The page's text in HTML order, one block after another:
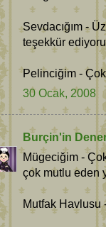
Sevdacığım -
teşekkür
Pelinciğim -
30 Ocak, 2008
Burçin'in
Mügeciğim -
çok mutlu eden
Mutfak Havlusu